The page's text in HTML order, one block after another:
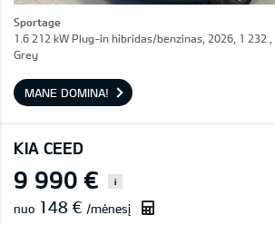
Sportage
1.6 212 kW Plug-in hibridas/benzinas, 2026, 1 232
Grey
MANE DOMINA!
KIA CEED
9 990 € i
nuo 148 € /mėnesį